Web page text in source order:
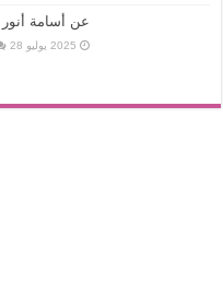
عن أسامة
2025 يوليو 28